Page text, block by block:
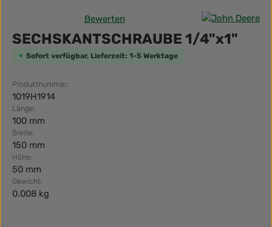
Durchschnittliche Bewertung von 0 von 5 Sternen
Bewerten
SECHSKANTSCHRAUBE 1/4"x1"
Sofort verfügbar, Lieferzeit: 1-5 Werktage
Produktnummer:
1019H1914
Länge:
100 mm
Breite:
150 mm
Höhe:
50 mm
Gewicht:
0.008 kg